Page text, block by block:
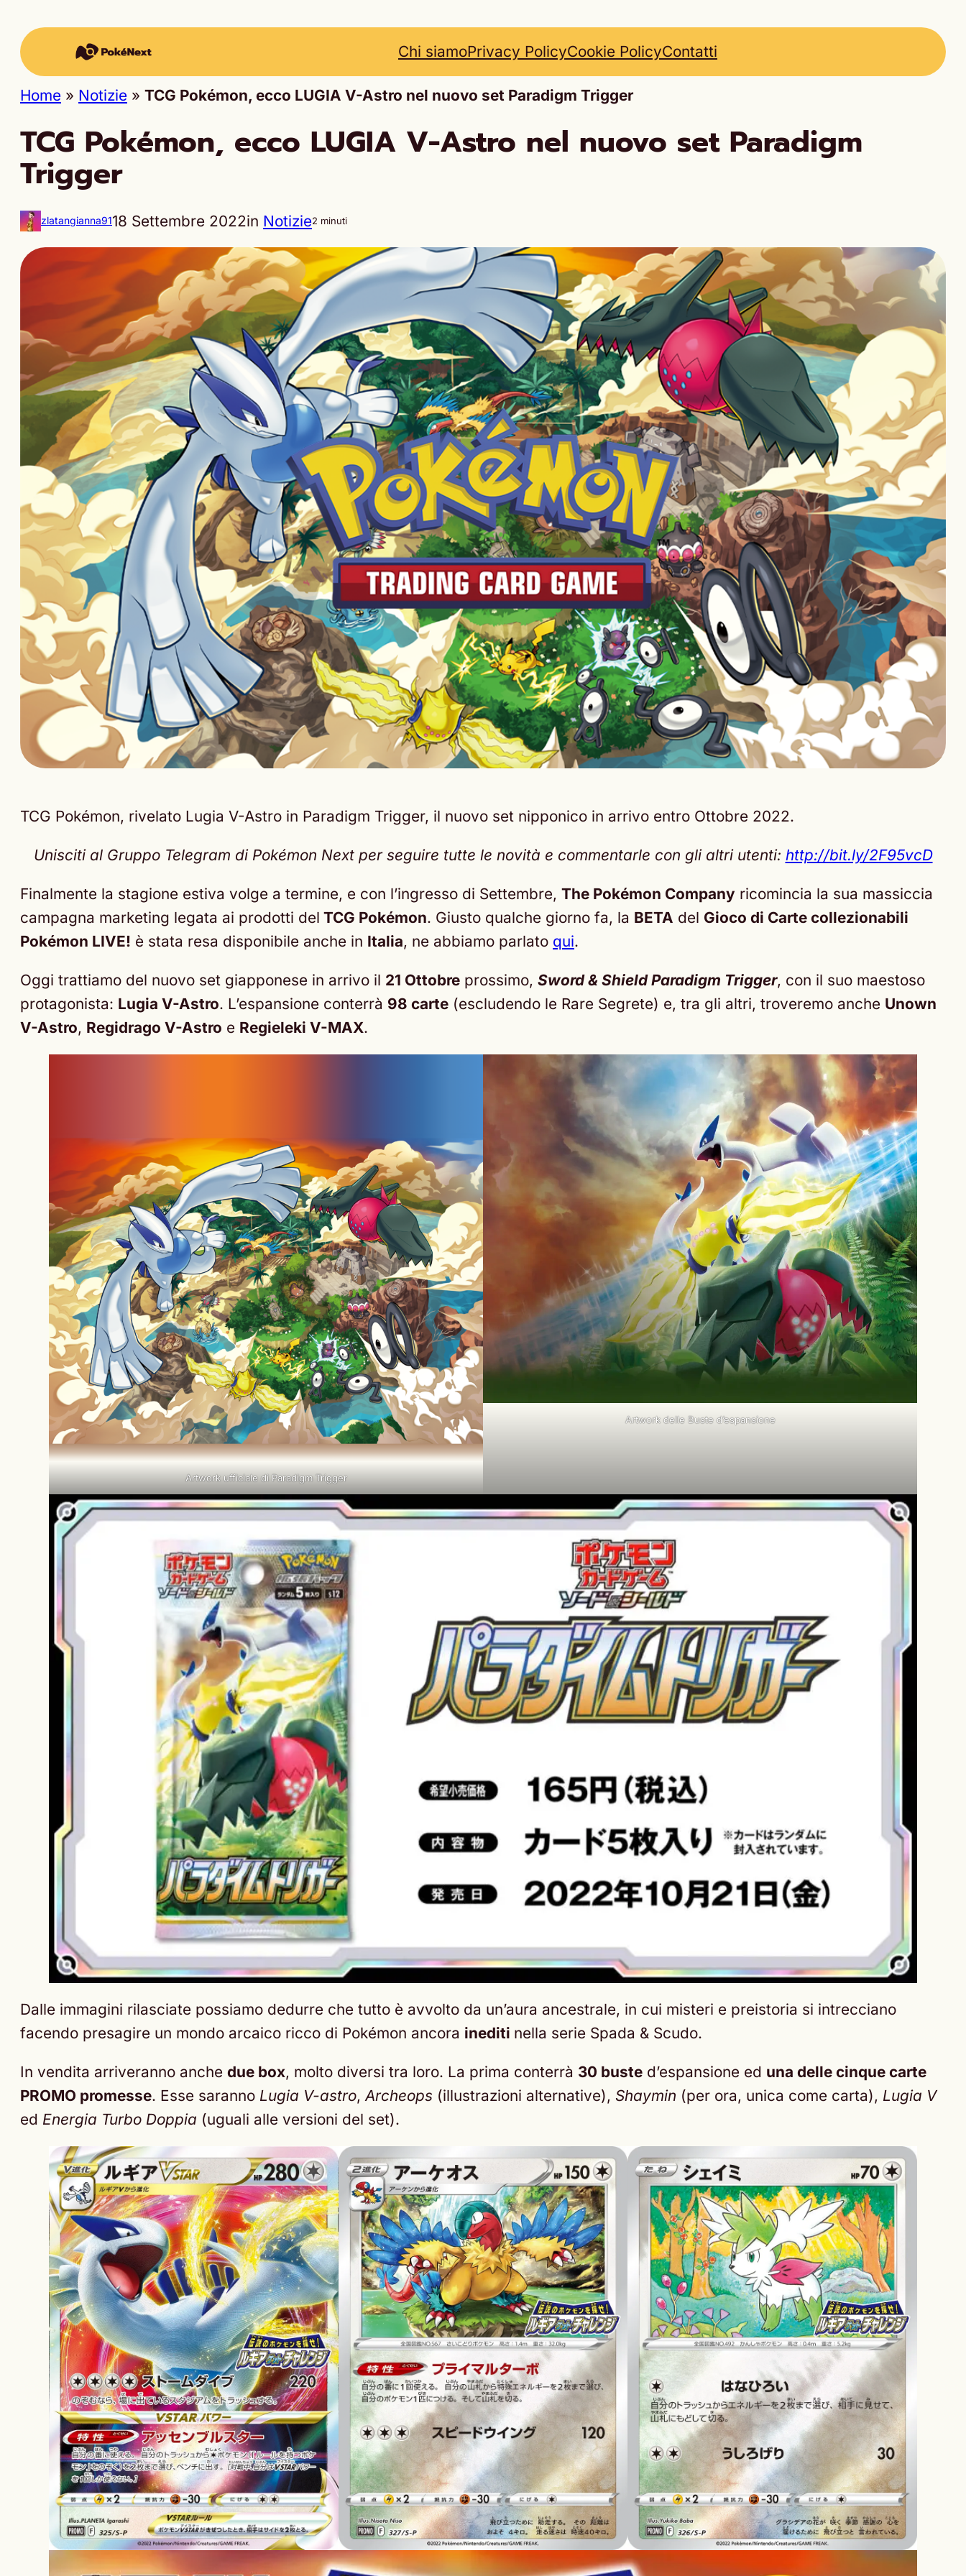
Chi siamoPrivacy PolicyCookie PolicyContatti
Home » Notizie » TCG Pokémon, ecco LUGIA V-Astro nel nuovo set Paradigm Trigger
TCG Pokémon, ecco LUGIA V-Astro nel nuovo set Paradigm
Trigger
zlatangianna9118 Settembre 2022in Notizie2 minuti
TCG Pokémon, rivelato Lugia V-Astro in Paradigm Trigger, il nuovo set nipponico in arrivo entro Ottobre 2022.
Unisciti al Gruppo Telegram di Pokémon Next per seguire tutte le novità e commentarle con gli altri utenti: http://bit.ly/2F95vcD
Finalmente la stagione estiva volge a termine, e con l’ingresso di Settembre, The Pokémon Company ricomincia la sua massiccia
campagna marketing legata ai prodotti del TCG Pokémon. Giusto qualche giorno fa, la BETA del Gioco di Carte collezionabili
Pokémon LIVE! è stata resa disponibile anche in Italia, ne abbiamo parlato qui.
Oggi trattiamo del nuovo set giapponese in arrivo il 21 Ottobre prossimo, Sword & Shield Paradigm Trigger, con il suo maestoso
protagonista: Lugia V-Astro. L’espansione conterrà 98 carte (escludendo le Rare Segrete) e, tra gli altri, troveremo anche Unown
V-Astro, Regidrago V-Astro e Regieleki V-MAX.
Artwork ufficiale di Paradigm Trigger
Artwork delle Buste d’espansione
Dalle immagini rilasciate possiamo dedurre che tutto è avvolto da un’aura ancestrale, in cui misteri e preistoria si intrecciano
facendo presagire un mondo arcaico ricco di Pokémon ancora inediti nella serie Spada & Scudo.
In vendita arriveranno anche due box, molto diversi tra loro. La prima conterrà 30 buste d’espansione ed una delle cinque carte
PROMO promesse. Esse saranno Lugia V-astro,Archeops (illustrazioni alternative), Shaymin (per ora, unica come carta), Lugia V
ed Energia Turbo Doppia (uguali alle versioni del set).